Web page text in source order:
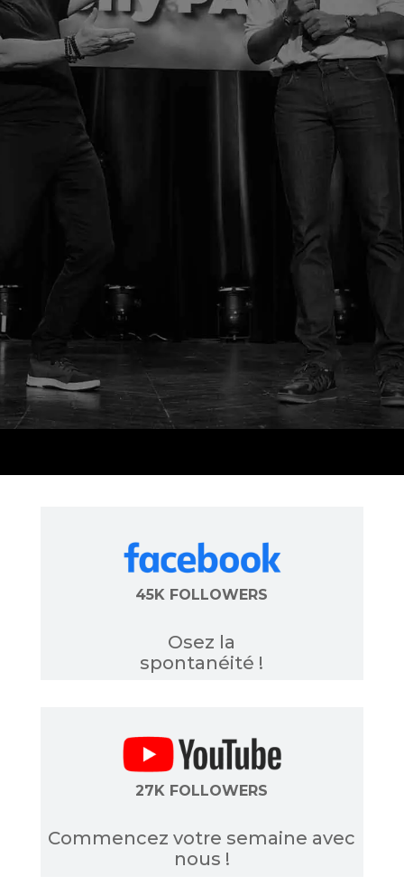
45K FOLLOWERS
Osez la
spontanéité !
27K FOLLOWERS
Commencez votre semaine avec
nous !